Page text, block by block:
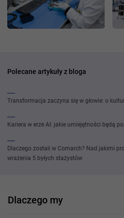
Polecane artykuły z bloga
Transformacja zaczyna się w głowie: o
Kariera w erze AI: jakie umiejętności będą
Dlaczego zostali w Comarch? Nad jakimi
wrażenia 5 byłych stażystów
Dlaczego my